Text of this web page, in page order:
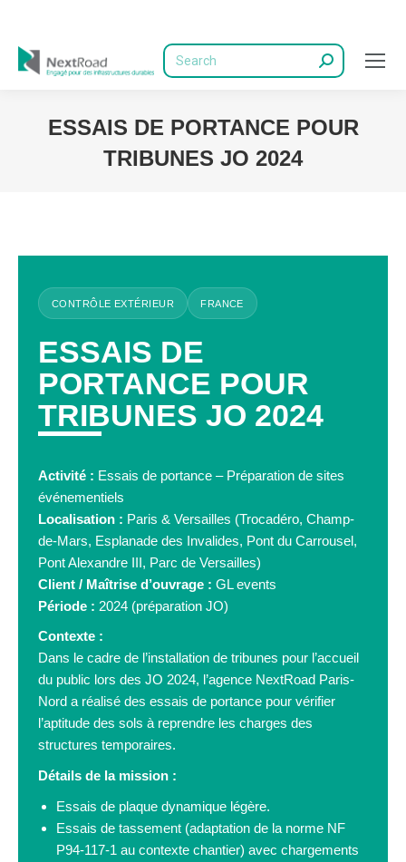
Recherche
ESSAIS DE PORTANCE POUR
TRIBUNES JO 2024
CONTRÔLE EXTÉRIEUR FRANCE
ESSAIS DE
PORTANCE POUR
TRIBUNES JO 2024
Activité : Essais de portance – Préparation de sites
événementiels
Localisation : Paris & Versailles (Trocadéro, Champ-
de-Mars, Esplanade des Invalides, Pont du Carrousel,
Pont Alexandre III, Parc de Versailles)
Client / Maîtrise d’ouvrage : GL events
Période : 2024 (préparation JO)
Contexte :
Dans le cadre de l’installation de tribunes pour l’accueil
du public lors des JO 2024, l’agence NextRoad Paris-
Nord a réalisé des essais de portance pour vérifier
l’aptitude des sols à reprendre les charges des
structures temporaires.
Détails de la mission :
Essais de plaque dynamique légère.
Essais de tassement (adaptation de la norme NF
P94-117-1 au contexte chantier) avec chargements